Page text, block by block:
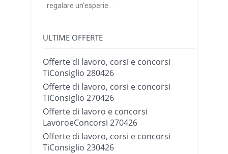
regalare un'esperie...
ULTIME OFFERTE
Offerte di lavoro, corsi e concorsi
TiConsiglio 280426
Offerte di lavoro, corsi e concorsi
TiConsiglio 270426
Offerte di lavoro e concorsi
LavoroeConcorsi 270426
Offerte di lavoro, corsi e concorsi
TiConsiglio 230426